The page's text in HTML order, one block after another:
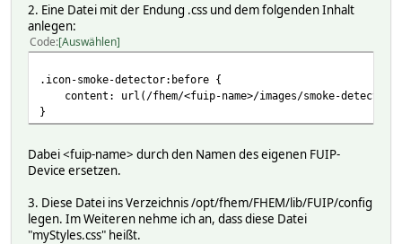
2. Eine Datei mit der Endung .css und dem folgenden Inhalt
anlegen:
Code Auswählen
.icon-smoke-detector:before {
content: url(/fhem/<fuip-name>/images/smoke-
}
Dabei <fuip-name> durch den Namen des eigenen FUIP-
Device ersetzen.
3. Diese Datei ins Verzeichnis /opt/fhem/FHEM/lib/FUIP/config
legen. Im Weiteren nehme ich an, dass diese Datei
"myStyles.css" heißt.